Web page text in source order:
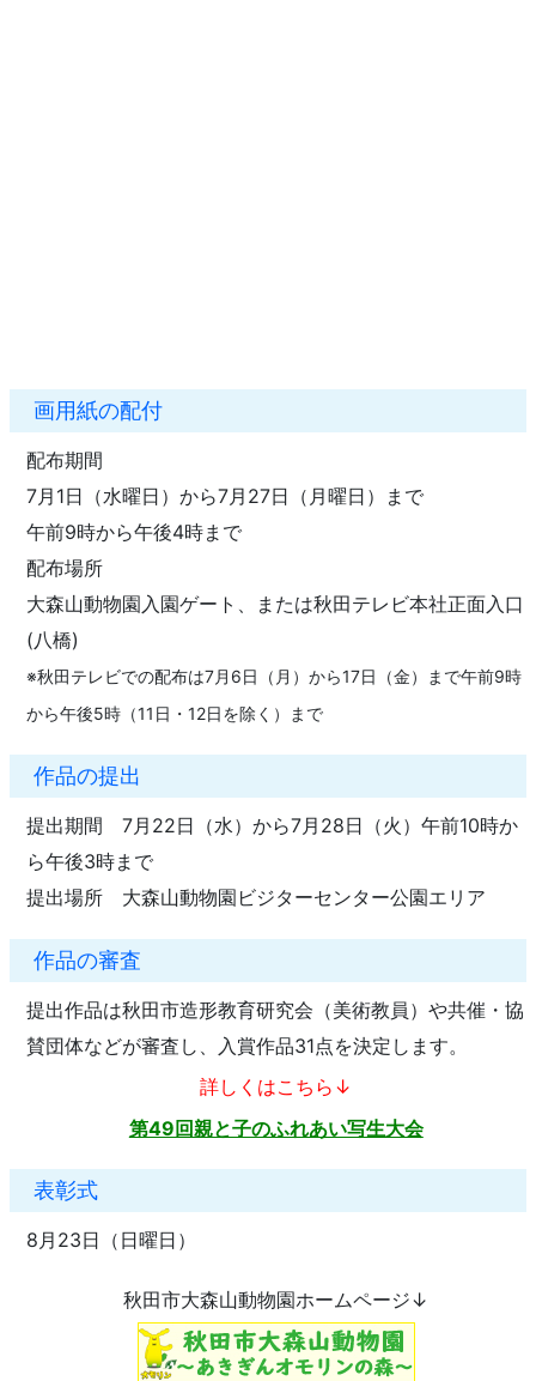
画用紙の配付
配布期間
7月1日（水曜日）から7月27日（月曜日）まで
午前9時から午後4時まで
配布場所
大森山動物園入園ゲート、または秋田テレビ本社正面入口
(八橋)
※秋田テレビでの配布は7月6日（月）から17日（金）まで午前9時
から午後5時（11日・12日を除く）まで
作品の提出
提出期間 7月22日（水）から7月28日（火）午前10時か
ら午後3時まで
提出場所 大森山動物園ビジターセンター公園エリア
作品の審査
提出作品は秋田市造形教育研究会（美術教員）や共催・協
賛団体などが審査し、入賞作品31点を決定します。
詳しくはこちら↓
第49回親と子のふれあい写生大会
表彰式
8月23日（日曜日）
秋田市大森山動物園ホームページ↓